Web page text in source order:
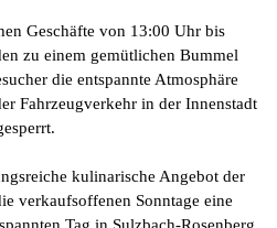
Geschäfte von 13:00 Uhr bis
zu einem gemütlichen Bummel
die entspannte Atmosphäre
Fahrzeugverkehr in der Innenstadt
kulinarische Angebot der
verkaufsoffenen Sonntage eine